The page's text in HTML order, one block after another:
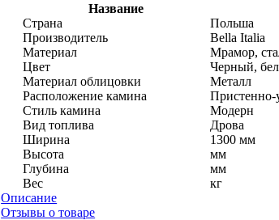
Название
Страна
Польша
Производитель
Bella Italia
Материал
Мрамор,
Цвет
Черный,
Материал облицовки
Металл
Расположение камина
Пристенно-
Стиль камина
Модерн
Вид топлива
Дрова
Ширина
1300 мм
Высота
мм
Глубина
мм
Вес
кг
Описание
Отзывы о товаре